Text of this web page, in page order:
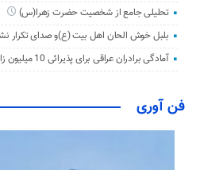
تحلیلی جامع از شخصیت حضرت زهرا(س)
بلبل خوش الحان اهل بیت (ع)و صدای تکرار
آمادگی برادران عراقی برای پذیرائی 10 میلیون زائر اربعین
فن آوری